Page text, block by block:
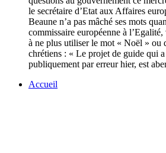
le secrétaire d’Etat aux Affaires
Beaune n’a pas mâché ses mots
commissaire européenne à
à ne plus utiliser le mot « Noël » ou
chrétiens : « Le projet de guide qui
publiquement par erreur hier, est
Accueil